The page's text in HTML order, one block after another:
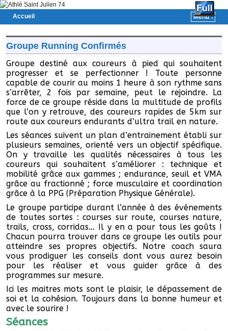
Accueil
Menu ↓
Groupe Running Confirmés
Groupe destiné aux coureurs à pied qui souhaitent
progresser et se perfectionner ! Toute personne
capable de courir au moins 1 heure à son rythme sans
s’arrêter, 2 fois par semaine, peut le rejoindre. La
force de ce groupe réside dans la multitude de profils
que l’on y retrouve, des coureurs rapides de 5km sur
route aux coureurs endurants d’ultra trail en nature.
Les séances suivent un plan d’entrainement établi sur
plusieurs semaines, orienté vers un objectif spécifique.
On y travaille les qualités nécessaires à tous les
coureurs qui souhaitent s’améliorer : technique et
mobilité grâce aux gammes ; endurance, seuil et VMA
grâce au fractionné ; force musculaire et coordination
grâce à la PPG (Préparation Physique Générale).
Le groupe participe durant l’année à des événements
de toutes sortes : courses sur route, courses nature,
trails, cross, corridas… Il y en a pour tous les goûts !
Chacun pourra trouver dans ce groupe les outils pour
atteindre ses propres objectifs. Notre coach saura
vous prodiguer les conseils dont vous aurez besoin
pour les réaliser et vous guider grâce à des
programmes sur mesure.
Ici les maitres mots sont le plaisir, le dépassement de
soi et la cohésion. Toujours dans la bonne humeur et
avec le sourire !
Séances